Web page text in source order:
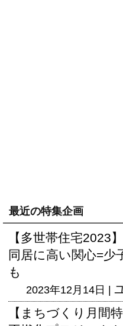
最近の特集企画
【多世帯住宅2023
同居に高い関心=少
も
2023年12月14日 |
【まちづくり月間